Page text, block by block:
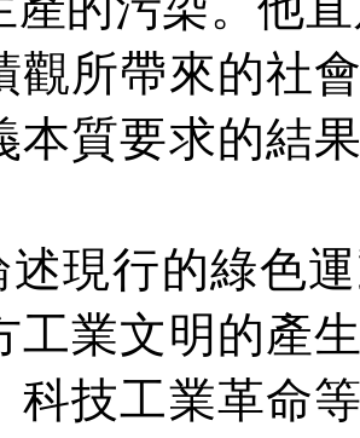
觀所帶來的社
本質要求的結
述現行的綠色
工業文明的產
科技工業革命